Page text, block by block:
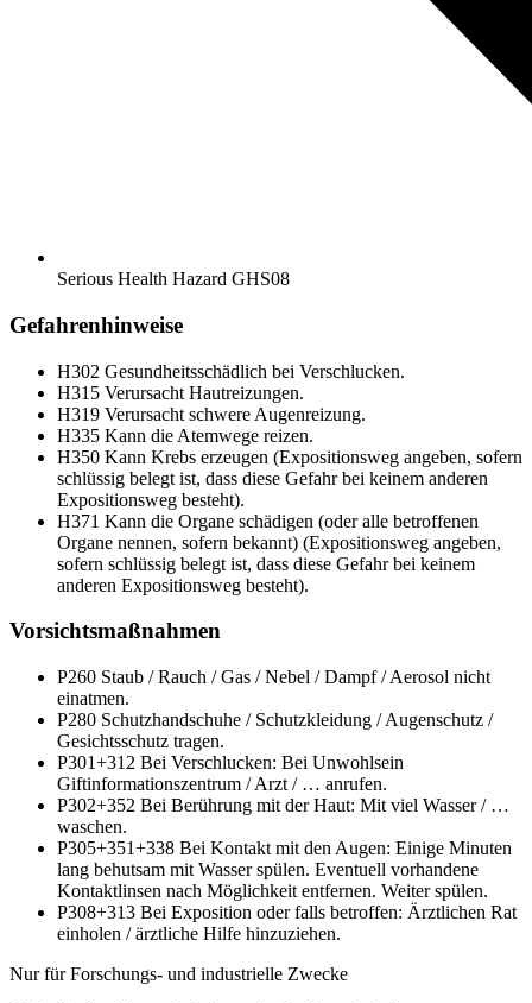
Serious Health Hazard GHS08
Gefahrenhinweise
H302 Gesundheitsschädlich bei Verschlucken.
H315 Verursacht Hautreizungen.
H319 Verursacht schwere Augenreizung.
H335 Kann die Atemwege reizen.
H350 Kann Krebs erzeugen (Expositionsweg angeben, sofern
schlüssig belegt ist, dass diese Gefahr bei keinem anderen
Expositionsweg besteht).
H371 Kann die Organe schädigen (oder alle betroffenen
Organe nennen, sofern bekannt) (Expositionsweg angeben,
sofern schlüssig belegt ist, dass diese Gefahr bei keinem
anderen Expositionsweg besteht).
Vorsichtsmaßnahmen
P260 Staub / Rauch / Gas / Nebel / Dampf / Aerosol nicht
einatmen.
P280 Schutzhandschuhe / Schutzkleidung / Augenschutz /
Gesichtsschutz tragen.
P301+312 Bei Verschlucken: Bei Unwohlsein
Giftinformationszentrum / Arzt / … anrufen.
P302+352 Bei Berührung mit der Haut: Mit viel Wasser / …
waschen.
P305+351+338 Bei Kontakt mit den Augen: Einige Minuten
lang behutsam mit Wasser spülen. Eventuell vorhandene
Kontaktlinsen nach Möglichkeit entfernen. Weiter spülen.
P308+313 Bei Exposition oder falls betroffen: Ärztlichen Rat
einholen / ärztliche Hilfe hinzuziehen.
Nur für Forschungs- und industrielle Zwecke